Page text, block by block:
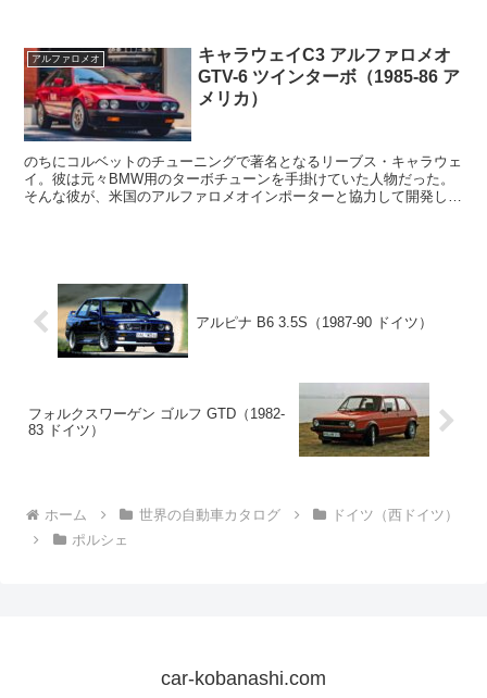
アルファロメオ
キャラウェイC3 アルファロメオ
GTV-6 ツインターボ（1985-86 ア
メリカ）
のちにコルベットのチューニングで著名となるリーブス・キャラウェ
イ。彼は元々BMW用のターボチューンを手掛けていた人物だった。
そんな彼が、米国のアルファロメオインポーターと協力して開発した
アルピナ B6 3.5S（1987-90 ドイツ）
フォルクスワーゲン ゴルフ GTD（1982-
83 ドイツ）
ホーム 世界の自動車カタログ
ドイツ（西ドイツ）
ポルシェ
car-kobanashi.com